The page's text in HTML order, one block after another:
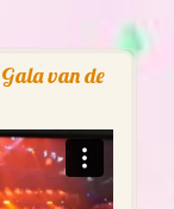
van de